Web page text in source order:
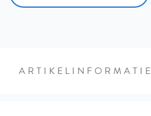
ARTIKELINFORMATIE